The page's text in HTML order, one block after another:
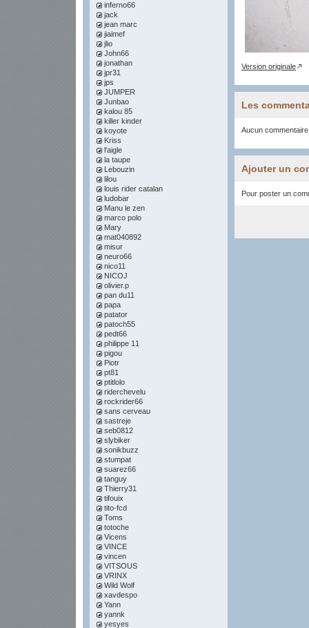
inferno66
jack
jean marc
jiaimef
jlio
John66
jonathan
jpr31
jps
JUMPER
Junbao
kalou 85
killer kinder
koyote
Kriss
l'aigle
la taupe
Lebouzin
lilou
louis rider catalan
ludobar
Manu le zen
marco polo
Mary
mat040892
misur
neuro66
nico11
NICOJ
olivier.p
pan du11
papa
patator
patoch55
pedt66
philippe 11
pigou
Piotr
pt81
ptitlolo
riderchevelu
rockrider66
sans cerveau
sastreje
seb0812
slybiker
sonikbuzz
stumpat
suarez66
tanguy
Thierry31
tifouix
tito-fcd
Toms
totoche
Vicens
VINCE
vincen
VITSOUS
VRINX
Wild Wolf
xavdespo
Yann
yannk
yesyes
Version originale
Les
Aucun
Ajouter un
Pour poster un